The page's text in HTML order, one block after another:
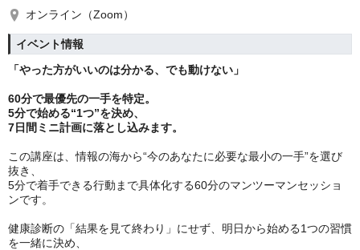
オンライン（Zoom）
イベント情報
「やった方がいいのは分かる、でも動けない」
60分で最優先の一手を特定。
5分で始める“1つ”を決め、
7日間ミニ計画に落とし込みます。
この講座は、情報の海から“今のあなたに必要な最小の一手”を選び
抜き、
5分で着手できる行動まで具体化する60分のマンツーマンセッショ
ンです。
健康診断の「結果を見て終わり」にせず、明日から始める1つの習慣
を一緒に決め、